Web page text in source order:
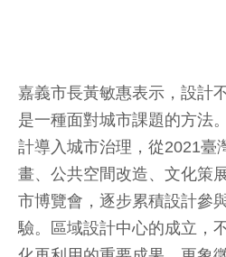
嘉義市長黃敏惠表示，設計
是一種面對城市課題的方法
計導入城市治理，從2021臺
畫、公共空間改造、文化策
市博覽會，逐步累積設計參
驗。區域設計中心的成立，